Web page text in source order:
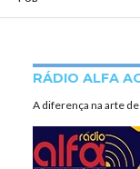
RÁDIO ALFA
A diferença na arte